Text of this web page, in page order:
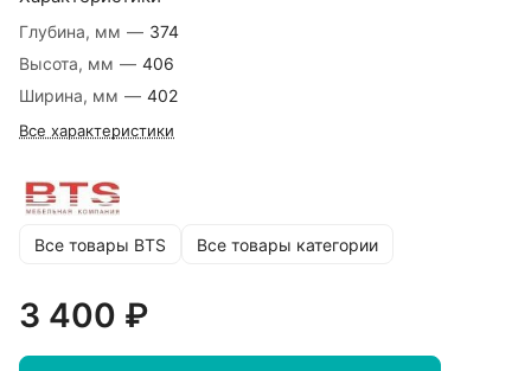
Глубина, мм — 374
Высота, мм — 406
Ширина, мм — 402
Все характеристики
Все товары BTS Все товары категории
3 400 ₽